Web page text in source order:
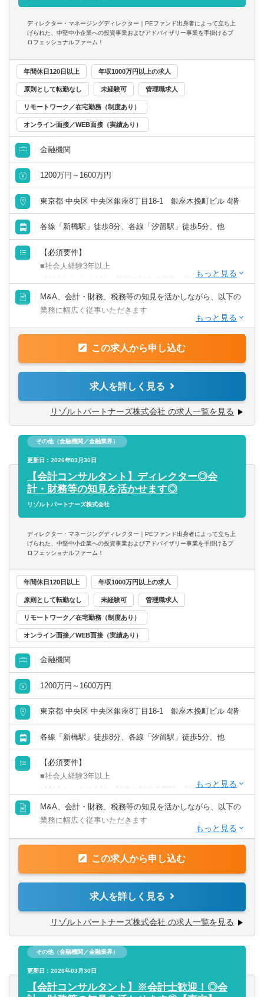
れやすい風通しのよい職場
■成果に見合った報酬体系
- 成果が報酬に反映される透明性の高い報酬制度（詳細は面
くことも可能
※ご希望に応じて、投資業務とアドバイザリー業務の両方
に従事いただくこともできます
【投資業務】
■投資案件のソーシング、提案資料の作成、ビジネス・財務
分析、バリュエーション、投資採算分析、DD対応、契約交
渉、投資先の経営支援など、投資業務全般に一気通貫で幅
広く関与いただきます
なります
【ポジションの魅力】
手を挙げれば投資業務やマネジメントキャリアにも挑戦で
きるなど、アドバイザーの域を超えた更なるキャリアアッ
プも可能◎
■業界トップクラスの業務の幅広さ
- メンバーの希望やキャリアに合わせて、M&AからIPO支
援・経理支援に至るまで幅広い業務に関与可能
- 関与できる業務の幅広さはトップクラスであると自負
■経験豊富なメンバーによる充実したサポート体制
- 経験豊富なメンバーがフォローする体制により、初めての
- 書籍購入支援や研修参加等、キャリアアップ・自己研鑽機
会も豊富
■投資業務やマネジメントキャリアへのチャレンジ
- 投資先の取締役就任を通じて、経営に関与することも可能
■スタートアップならではの裁量の大きさ
- 個人の裁量が大きい環境での業務が可能
- 立場や役職関係なく意見交換ができ、かつ、それが実行さ
れやすい風通しのよい職場
■成果に見合った報酬体系
- 成果が報酬に反映される透明性の高い報酬制度（詳細は面
ディレクター・マネージングディレクター｜PEファンド出身者によって立ち上
げられた、中堅中小企業への投資事業およびアドバイザリー事業を手掛けるプ
ロフェッショナルファーム！
年間休日120日以上 年収1000万円以上の求人
原則として転勤なし 未経験可 管理職求人
リモートワーク／在宅勤務（制度あり）
オンライン面接／WEB面接（実績あり）
金融機関
1200万円～1600万円
東京都 中央区 中央区銀座8丁目18-1 銀座木挽町ビル 4階
各線「新橋駅」徒歩8分、各線「汐留駅」徒歩5分、他
【必須要件】
■社会人経験3年以上
■M&Aもしくは会計・財務に対する興味・関心
※業務内容の経験者
■公認会計士、税理士
■コンサルティングファーム/FASでの実務経験2年以上
【求める人物像】
■会計や財務領域でキャリアを積みたい方
■当事者意識を持ち、業務の枠に囚われず能動的に行動でき
る方
■常にクライアントにとってのベストを考え行動できる方
■一緒に会社を創っていくことへの興味・関心
M&A、会計・財務、税務等の知見を活かしながら、以下の
業務に幅広く従事いただきます
■M&Aアドバイザリー
- ファイナンシャルアドバイザリー
- デューデリジェンス（財務・税務DD、ビジネスDD等）
- PMI（M&A後の統合計画策定支援、管理体制構築支援等）
- 上場準備関連書類作成支援
- 社内規程の整備支援 等
■内部統制・ガバナンス構築支援
■CFO/管理部長代行支援
くことも可能
※ご希望に応じて、投資業務とアドバイザリー業務の両方
に従事いただくこともできます
【投資業務】
■投資案件のソーシング、提案資料の作成、ビジネス・財務
分析、バリュエーション、投資採算分析、DD対応、契約交
渉、投資先の経営支援など、投資業務全般に一気通貫で幅
広く関与いただきます
なります
【ポジションの魅力】
手を挙げれば投資業務やマネジメントキャリアにも挑戦で
きるなど、アドバイザーの域を超えた更なるキャリアアッ
プも可能◎
■業界トップクラスの業務の幅広さ
- メンバーの希望やキャリアに合わせて、M&AからIPO支
援・経理支援に至るまで幅広い業務に関与可能
- 関与できる業務の幅広さはトップクラスであると自負
■経験豊富なメンバーによる充実したサポート体制
- 経験豊富なメンバーがフォローする体制により、初めての
- 書籍購入支援や研修参加等、キャリアアップ・自己研鑽機
会も豊富
■投資業務やマネジメントキャリアへのチャレンジ
- 投資先の取締役就任を通じて、経営に関与することも可能
■スタートアップならではの裁量の大きさ
この求人から申し込む
求人を詳しく見る
リゾルトパートナーズ株式会社 の求人一覧を見る
その他（金融機関／金融業界）
更新日：2026年03月30日
【会計コンサルタント】ディレクター◎会
計・財務等の知見を活かせます◎
リゾルトパートナーズ株式会社
ディレクター・マネージングディレクター｜PEファンド出身者によって立ち上
げられた、中堅中小企業への投資事業およびアドバイザリー事業を手掛けるプ
ロフェッショナルファーム！
年間休日120日以上 年収1000万円以上の求人
原則として転勤なし 未経験可 管理職求人
リモートワーク／在宅勤務（制度あり）
オンライン面接／WEB面接（実績あり）
金融機関
1200万円～1600万円
東京都 中央区 中央区銀座8丁目18-1 銀座木挽町ビル 4階
各線「新橋駅」徒歩8分、各線「汐留駅」徒歩5分、他
【必須要件】
■社会人経験3年以上
■M&Aもしくは会計・財務に対する興味・関心
■業務内容の経験者
■公認会計士、税理士
■コンサルティングファーム/FASでの実務経験2年以上
【求める人物像】
■会計や財務領域でキャリアを積みたい方
■当事者意識を持ち、業務の枠に囚われず能動的に行動でき
る方
■常にクライアントにとってのベストを考え行動できる方
■一緒に会社を創っていくことへの興味・関心
M&A、会計・財務、税務等の知見を活かしながら、以下の
業務に幅広く従事いただきます
■M&Aアドバイザリー
- ファイナンシャルアドバイザリー
- デューデリジェンス（財務・税務DD、ビジネスDD等）
- PMI（M&A後の統合計画策定支援、管理体制構築支援等）
- 上場準備関連書類作成支援
- 社内規程の整備支援 等
この求人から申し込む
求人を詳しく見る
リゾルトパートナーズ株式会社 の求人一覧を見る
その他（金融機関／金融業界）
更新日：2026年03月30日
【会計コンサルタント】※会計士歓迎！◎会